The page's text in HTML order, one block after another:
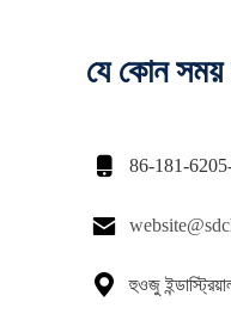
যে কোন সময়
 86-181-

 হুওজু